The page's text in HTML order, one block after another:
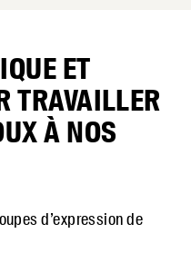
ET
TRAVAILLER
À NOS
d’expression de